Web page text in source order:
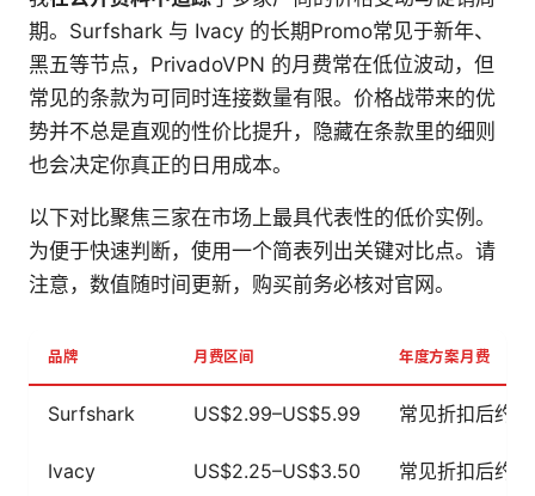
期。Surfshark 与 Ivacy 的长期Promo常见于新年、
黑五等节点，PrivadoVPN 的月费常在低位波动，但
常见的条款为可同时连接数量有限。价格战带来的优
势并不总是直观的性价比提升，隐藏在条款里的细则
也会决定你真正的日用成本。
以下对比聚焦三家在市场上最具代表性的低价实例。
为便于快速判断，使用一个简表列出关键对比点。请
注意，数值随时间更新，购买前务必核对官网。
品牌 月费区间 年度方案月费
Surfshark US$2.99–US$5.99 常见折扣后约
Ivacy US$2.25–US$3.50 常见折扣后约